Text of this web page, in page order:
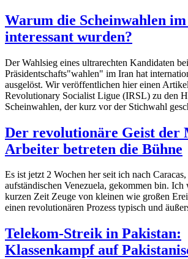
Warum die Scheinwahlen
interessant wurden?
Der Wahlsieg eines ultrarechten Kandidaten
Präsidentschafts"wahlen" im Iran hat
ausgelöst. Wir veröffentlichen hier einen
Revolutionary Socialist Ligue (IRSL) zu den
Scheinwahlen, der kurz vor der Stichwahl
Der revolutionäre Geist der
Arbeiter betreten die Bühne
Es ist jetzt 2 Wochen her seit ich nach
aufständischen Venezuela, gekommen bin. Ich
kurzen Zeit Zeuge von kleinen wie großen
einen revolutionären Prozess typisch und
Telekom-Streik in Pakistan:
Klassenkampf auf